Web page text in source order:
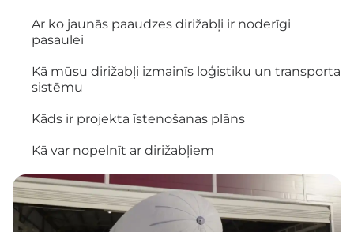
Ar ko jaunās paaudzes dirižabļi ir noderīgi
pasaulei
Kā mūsu dirižabļi izmainīs loģistiku un transporta
sistēmu
Kāds ir projekta īstenošanas plāns
Kā var nopelnīt ar dirižabļiem